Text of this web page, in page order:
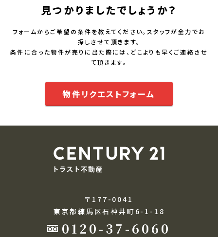
見つかりましたでしょうか？
フォームからご希望の条件を教えてください。スタッフが全力でお
探しさせて頂きます。
条件に合った物件が売りに出た際には、どこよりも早くご連絡させ
て頂きます。
物件リクエストフォーム
〒177-0041
東京都練馬区石神井町6-1-18
0120-37-6060